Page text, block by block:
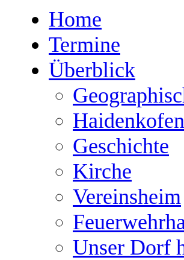
Home
Termine
Überblick
Geschichte
Kirche
Vereinsheim
Unser Dorf